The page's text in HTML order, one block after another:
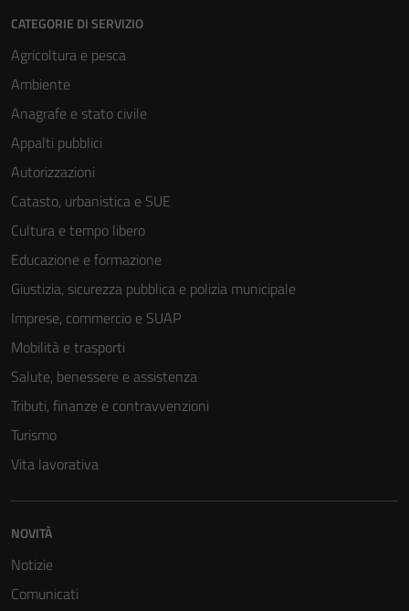
CATEGORIE DI SERVIZIO
Agricoltura e pesca
Ambiente
Anagrafe e stato civile
Appalti pubblici
Autorizzazioni
Catasto, urbanistica e SUE
Cultura e tempo libero
Educazione e formazione
Giustizia, sicurezza pubblica e polizia municipale
Imprese, commercio e SUAP
Mobilità e trasporti
Salute, benessere e assistenza
Tributi, finanze e contravvenzioni
Turismo
Vita lavorativa
NOVITÀ
Notizie
Comunicati